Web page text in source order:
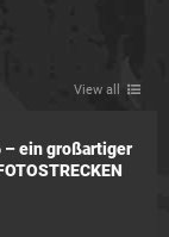
View all
– ein großartiger